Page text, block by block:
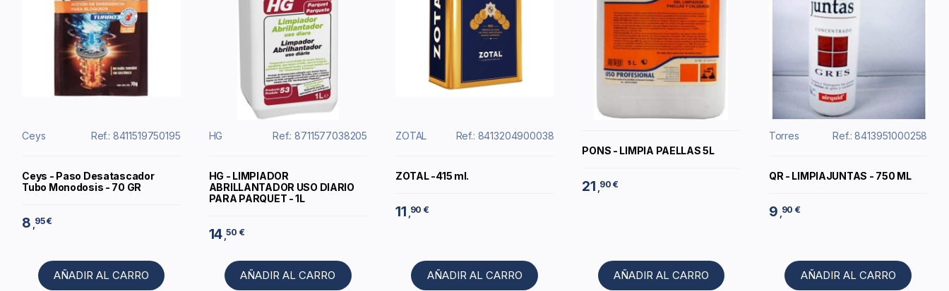
Ceys Ref.: 8411519750195
Ceys - Paso Desatascador
Tubo Monodosis - 70 GR
8 ,95 €
AÑADIR AL CARRO
HG Ref.: 8711577038205
HG - LIMPIADOR
ABRILLANTADOR USO DIARIO
PARA PARQUET - 1L
14 ,50 €
AÑADIR AL CARRO
ZOTAL Ref.: 8413204900038
ZOTAL -415 ml.
11 ,90 €
AÑADIR AL CARRO
PONS - LIMPIA PAELLAS 5L
21 ,90 €
AÑADIR AL CARRO
Torres Ref.: 8413951000258
QR - LIMPIAJUNTAS - 750 ML
9 ,90 €
AÑADIR AL CARRO